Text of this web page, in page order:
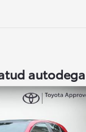
autodega